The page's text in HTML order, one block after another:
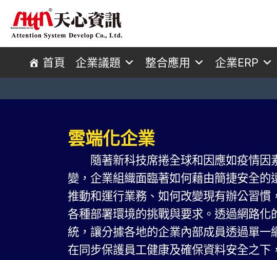
首頁 企業議題 整合應用 企業ERP
雲端化企業
隨著新科技席捲全球和因應如疫情因
變，企業組織面臨著如何藉由簡捷安全的
推動和運行業務、如何改變現有辦公習慣
各種部署環境的挑戰與要求。透過網路化
統，讓分據各地的企業內部成員透過單一
在同步保護員工健康及確保資料安全之下